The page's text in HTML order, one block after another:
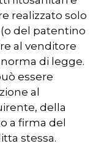
realizzato solo
del patentino
al venditore
di legge.
essere
al
della
a firma del
stessa.